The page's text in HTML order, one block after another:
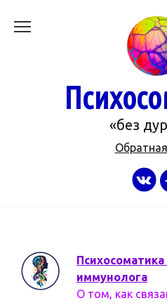
«без
иммунолога
О том, как